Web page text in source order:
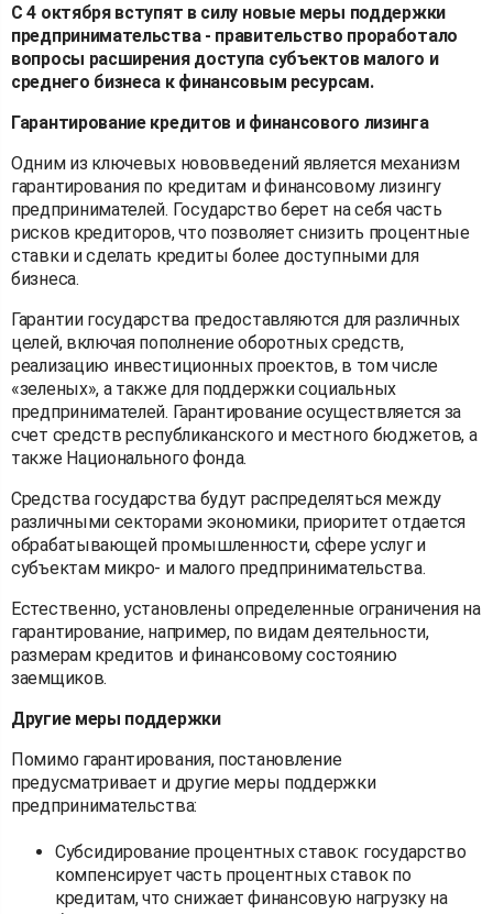
С 4 октября вступят в силу новые меры поддержки
предпринимательства - правительство проработало
вопросы расширения доступа субъектов малого и
среднего бизнеса к финансовым ресурсам.
Гарантирование кредитов и финансового лизинга
Одним из ключевых нововведений является механизм
гарантирования по кредитам и финансовому лизингу
предпринимателей. Государство берет на себя часть
рисков кредиторов, что позволяет снизить процентные
ставки и сделать кредиты более доступными для
бизнеса.
Гарантии государства предоставляются для различных
целей, включая пополнение оборотных средств,
реализацию инвестиционных проектов, в том числе
«зеленых», а также для поддержки социальных
предпринимателей. Гарантирование осуществляется за
счет средств республиканского и местного бюджетов, а
также Национального фонда.
Средства государства будут распределяться между
различными секторами экономики, приоритет отдается
обрабатывающей промышленности, сфере услуг и
субъектам микро- и малого предпринимательства.
Естественно, установлены определенные ограничения на
гарантирование, например, по видам деятельности,
размерам кредитов и финансовому состоянию
заемщиков.
Другие меры поддержки
Помимо гарантирования, постановление
предусматривает и другие меры поддержки
предпринимательства:
Субсидирование процентных ставок: государство
компенсирует часть процентных ставок по
кредитам, что снижает финансовую нагрузку на